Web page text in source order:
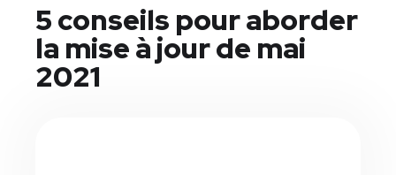
5 conseils pour aborder
la mise à jour de mai
2021